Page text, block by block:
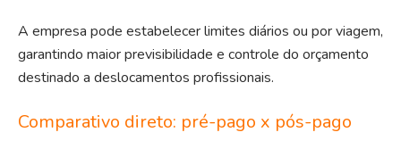
A empresa pode estabelecer limites diários ou por viagem,
garantindo maior previsibilidade e controle do orçamento
destinado a deslocamentos profissionais.
Comparativo direto: pré-pago x pós-pago